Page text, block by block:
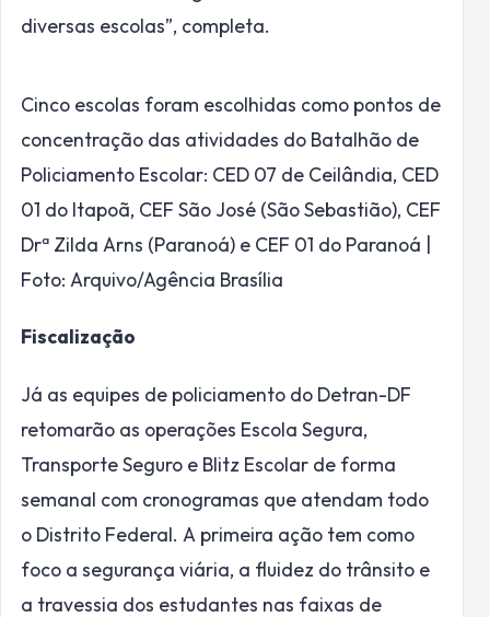
diversas escolas”, completa.
Cinco escolas foram escolhidas como pontos de
concentração das atividades do Batalhão de
Policiamento Escolar: CED 07 de Ceilândia, CED
01 do Itapoã, CEF São José (São Sebastião), CEF
Drª Zilda Arns (Paranoá) e CEF 01 do Paranoá |
Foto: Arquivo/Agência Brasília
Fiscalização
Já as equipes de policiamento do Detran-DF
retomarão as operações Escola Segura,
Transporte Seguro e Blitz Escolar de forma
semanal com cronogramas que atendam todo
o Distrito Federal. A primeira ação tem como
foco a segurança viária, a fluidez do trânsito e
a travessia dos estudantes nas faixas de